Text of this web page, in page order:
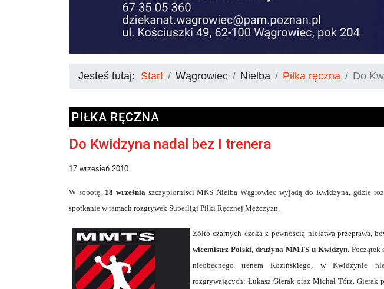
Jesteś tutaj: Start Wągrowiec Nielba Piłka ręczna Do
PIŁKA RĘCZNA
Do Kwidzyna nadal bez I trenera
17 wrzesień 2010
W sobotę, 18 września szczypiorniści MKS Nielba Wągrowiec wyjadą do Kwidzyna, gdzie
spotkanie w ramach rozgrywek Superligi Piłki Ręcznej Mężczyzn.
Żółto-czarnych czeka z pewnością niełatwa przeprawa,
wicemistrz Polski, drużyna MMTS-u Kwidzyn.
nieobecnego trenera Kozińskiego, w Kwidzynie
rozgrywających: Łukasz Gierak oraz Michał Tórz. Gierak